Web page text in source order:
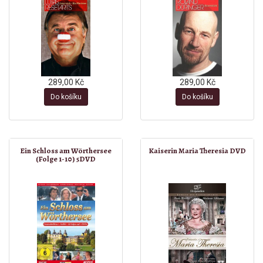
289,00 Kč
Do košíku
289,00 Kč
Do košíku
Ein Schloss am Wörthersee
(Folge 1-10) 5DVD
Kaiserin Maria Theresia DVD